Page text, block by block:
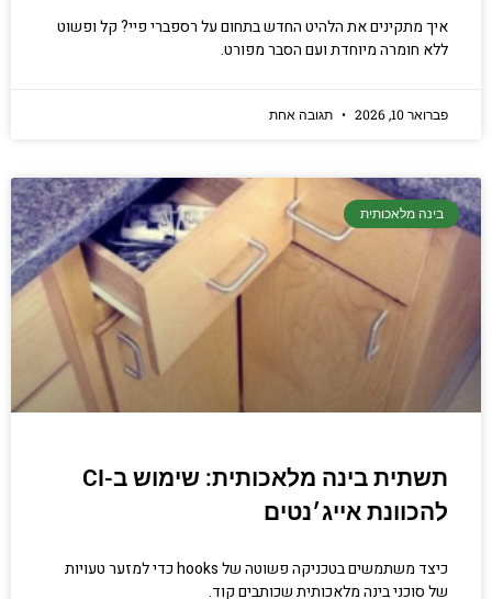
איך מתקינים את הלהיט החדש בתחום על רספברי פיי? קל ופשוט
ללא חומרה מיוחדת ועם הסבר מפורט.
פברואר 10, 2026 תגובה אחת
בינה מלאכותית
תשתית בינה מלאכותית: שימוש ב-CI
להכוונת אייג׳נטים
כיצד משתמשים בטכניקה פשוטה של hooks כדי למזער טעויות
של סוכני בינה מלאכותית שכותבים קוד.